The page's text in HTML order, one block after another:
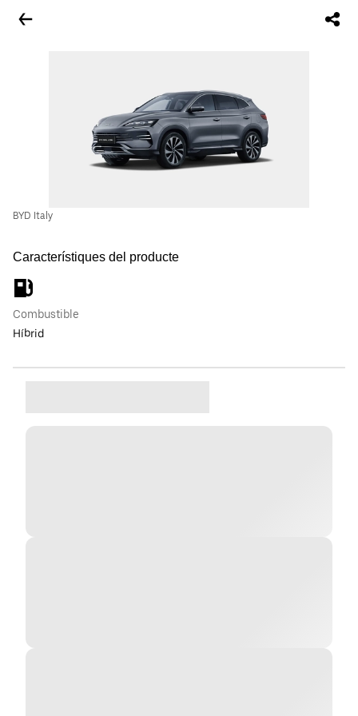
BYD Italy
Característiques del producte
Combustible
Híbrid